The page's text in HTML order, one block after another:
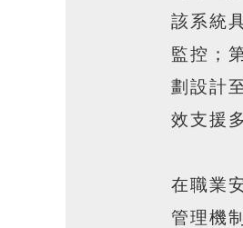
該系統
監控；
劃設計
效支援
在職業
管理機